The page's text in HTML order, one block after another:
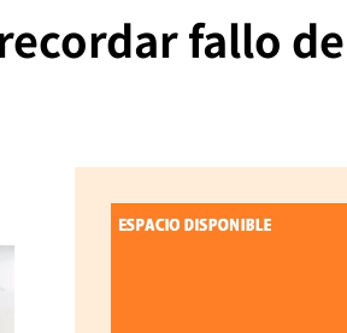
fallo de